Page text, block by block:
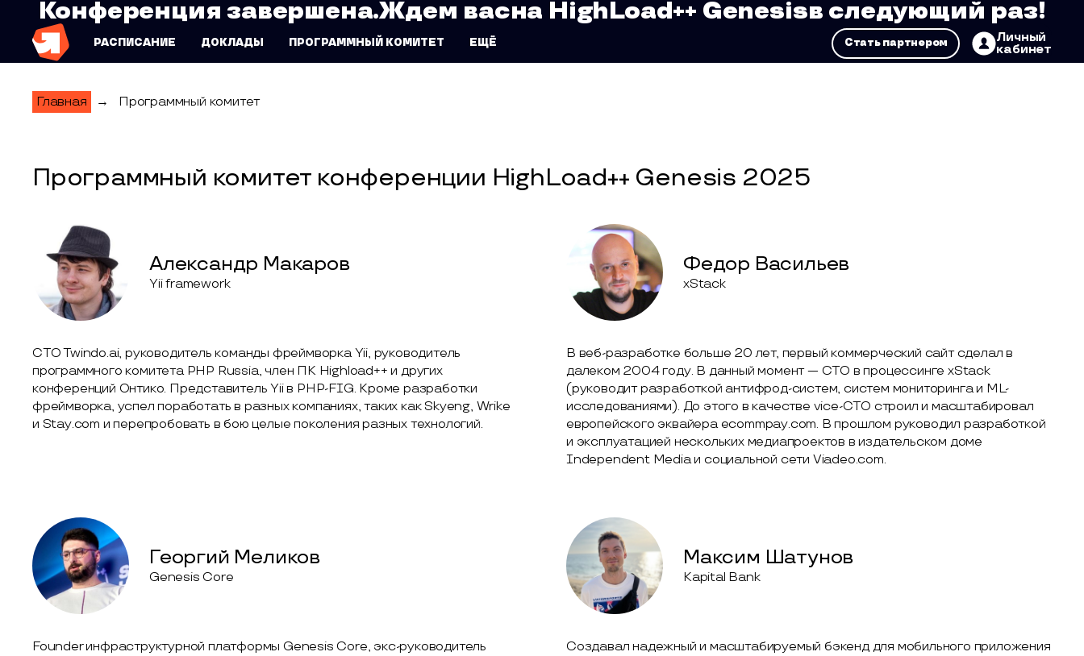
HighLoad++ Genesis
Конференция завершена.Ждем васна HighLoad++ Genesisв следующий раз!
РАСПИСАНИЕ ДОКЛАДЫ ПРОГРАММНЫЙ КОМИТЕТ ЕЩЁ Стать партнером
Личный
кабинет
Главная → Программный комитет
Программный комитет конференции HighLoad++ Genesis 2025
Александр Макаров
Yii framework
CTO Twindo.ai, руководитель команды фреймворка Yii, руководитель
программного комитета PHP Russia, член ПК Highload++ и других
конференций Онтико. Представитель Yii в PHP-FIG. Кроме разработки
фреймворка, успел поработать в разных компаниях, таких как Skyeng, Wrike
и Stay.com и перепробовать в бою целые поколения разных технологий.
Федор Васильев
xStack
В веб-разработке больше 20 лет, первый коммерческий сайт сделал в
далеком 2004 году. В данный момент — CTO в процессинге xStack
(руководит разработкой антифрод-систем, систем мониторинга и ML-
исследованиями). До этого в качестве vice-CTO строил и масштабировал
европейского эквайера ecommpay.com. В прошлом руководил разработкой
и эксплуатацией нескольких медиапроектов в издательском доме
Independent Media и социальной сети Viadeo.com.
Георгий Меликов
Genesis Core
Founder инфраструктурной платформы Genesis Core, экс-руководитель
Максим Шатунов
Kapital Bank
Создавал надежный и масштабируемый бэкенд для мобильного приложения